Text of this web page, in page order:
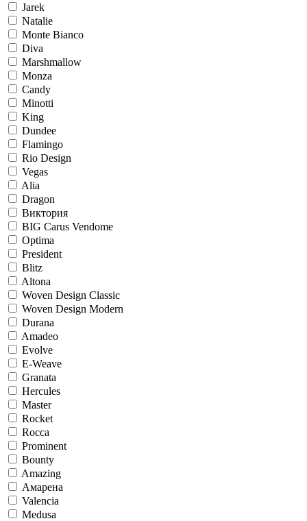
Jarek
Natalie
Monte Bianco
Diva
Marshmallow
Monza
Candy
Minotti
King
Dundee
Flamingo
Rio Design
Vegas
Alia
Dragon
Виктория
BIG Carus Vendome
Optima
President
Blitz
Altona
Woven Design Classic
Woven Design Modern
Durana
Amadeo
Evolve
E-Weave
Granata
Hercules
Master
Rocket
Rocca
Prominent
Bounty
Amazing
Амарена
Valencia
Medusa